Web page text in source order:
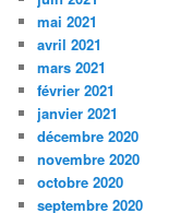
mai 2021
avril 2021
mars 2021
février 2021
janvier 2021
décembre 2020
novembre 2020
octobre 2020
septembre 2020